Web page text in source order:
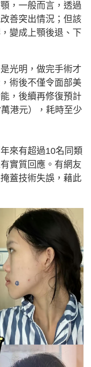
，一般而言，透過
善突出情況；但該
變成上顎後退、下
光明，做完手術才
術後不僅令面部美
，後續再修復預計
港元），耗時至少
來有超過10名同類
實質回應。有網友
蓋技術失誤，藉此